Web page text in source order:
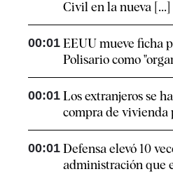
Civil en la nueva [...]
00:01 EEUU mueve ficha
Polisario como
00:01 Los extranjeros se
compra de vivienda
00:01 Defensa elevó 10
administración que